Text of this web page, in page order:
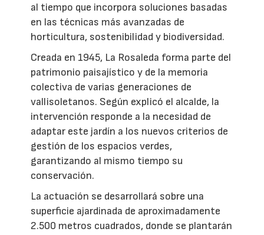
al tiempo que incorpora soluciones basadas
en las técnicas más avanzadas de
horticultura, sostenibilidad y biodiversidad.
Creada en 1945, La Rosaleda forma parte del
patrimonio paisajístico y de la memoria
colectiva de varias generaciones de
vallisoletanos. Según explicó el alcalde, la
intervención responde a la necesidad de
adaptar este jardín a los nuevos criterios de
gestión de los espacios verdes,
garantizando al mismo tiempo su
conservación.
La actuación se desarrollará sobre una
superficie ajardinada de aproximadamente
2.500 metros cuadrados, donde se plantarán